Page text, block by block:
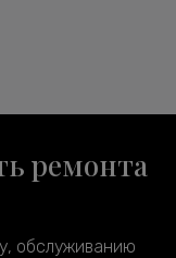
ремонта
обслуживанию